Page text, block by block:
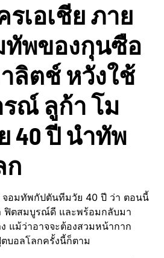
เอเชีย ภาย
ทัพของกุนซือ
ลิตช์ หวังใช้
ณ์ ลูก้า โม
40 ปี นำทัพ
ก
จอมทัพกัปตันทีมวัย 40 ปี ว่า ตอนนี้
ฟิตสมบูรณ์ดี และพร้อมกลับมา
แม้ว่าอาจจะต้องสวมหน้ากาก
บอลโลกครั้งนี้ก็ตาม